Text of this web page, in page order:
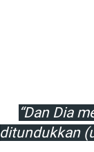
“Dan Dia
ditundukkan